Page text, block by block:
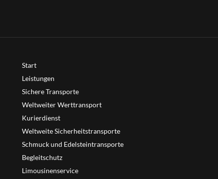
Start
Leistungen
Sichere Transporte
Weltweiter Werttransport
Kurierdienst
Weltweite Sicherheitstransporte
Schmuck und Edelsteintransporte
Begleitschutz
Limousinenservice